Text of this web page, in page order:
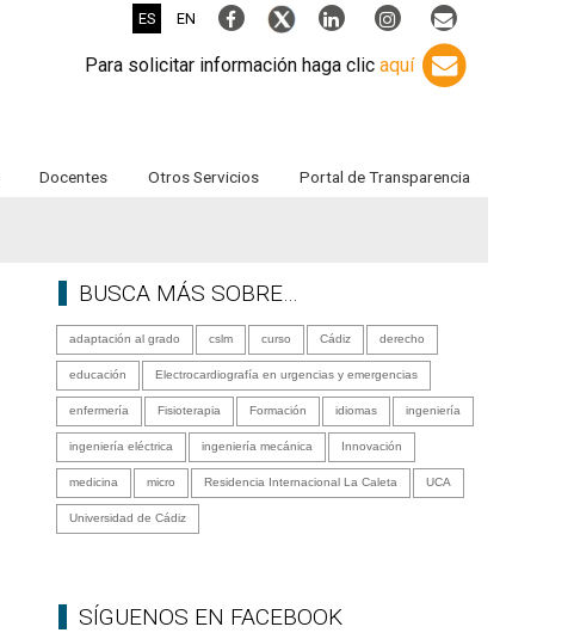
ES EN
Para solicitar información haga clicaquí
Docentes Otros Servicios Portal de Transparencia
BUSCA MÁS SOBRE…
adaptación al grado cslm curso Cádiz derecho
educación Electrocardiografía en urgencias y emergencias
enfermería Fisioterapia Formación idiomas ingeniería
ingeniería eléctrica ingeniería mecánica Innovación
medicina micro Residencia Internacional La Caleta UCA
Universidad de Cádiz
SÍGUENOS EN FACEBOOK